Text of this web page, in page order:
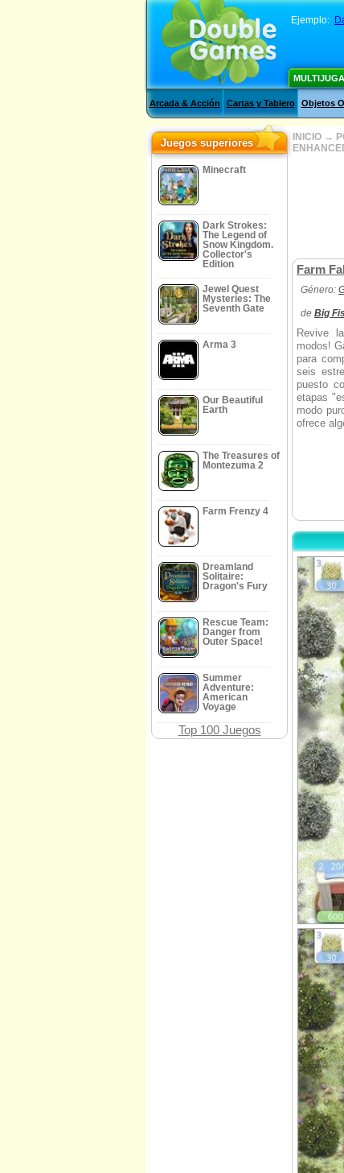
Ejemplo:
Arcada & Acción Cartas y Tablero Objetos
Juegos superiores
Minecraft
Dark Strokes:
The Legend of
Snow Kingdom.
Collector's
Edition
Jewel Quest
Mysteries: The
Seventh Gate
Arma 3
Our Beautiful
Earth
The Treasures of
Montezuma 2
Farm Frenzy 4
Dreamland
Solitaire:
Dragon's Fury
Rescue Team:
Danger from
Outer Space!
Summer
Adventure:
American
Voyage
Top 100 Juegos
INICIO →
Farm
Género:
de Big
Revive
modos!
para
seis
puesto
etapas
modo
ofrece